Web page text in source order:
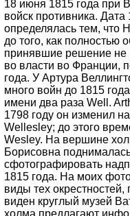
18 июня 1815 года при
войск противника.
определялась тем, что
до того, как полностью
принявшие решение не
во власти во Франции,
года. У Артура
много войн до 1815
имени два раза Well.
1798 году он изменил
Wellesley; до этого
Wesley. На вершине
Борисовна
сфотографировать
1815 года. На моих
виды тех
виден круглый музей
холма предлагают